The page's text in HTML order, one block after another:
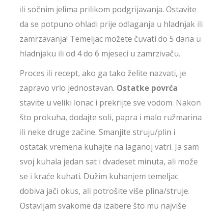
ili sočnim jelima prilikom podgrijavanja. Ostavite
da se potpuno ohladi prije odlaganja u hladnjak ili
zamrzavanja! Temeljac možete čuvati do 5 dana u
hladnjaku ili od 4 do 6 mjeseci u zamrzivaču.
Proces ili recept, ako ga tako želite nazvati, je
zapravo vrlo jednostavan. Ostatke povrća
stavite u veliki lonac i prekrijte sve vodom. Nakon
što prokuha, dodajte soli, papra i malo ružmarina
ili neke druge začine. Smanjite struju/plin i
ostatak vremena kuhajte na laganoj vatri. Ja sam
svoj kuhala jedan sat i dvadeset minuta, ali može
se i kraće kuhati. Dužim kuhanjem temeljac
dobiva jači okus, ali potrošite više plina/struje.
Ostavljam svakome da izabere što mu najviše